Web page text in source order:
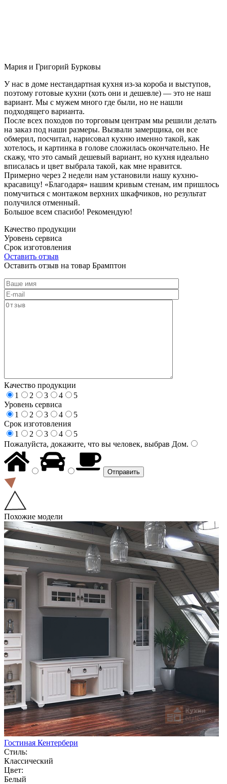
Мария и Григорий Бурковы
У нас в доме нестандартная кухня из-за короба и выступов,
поэтому готовые кухни (хоть они и дешевле) — это не наш
вариант. Мы с мужем много где были, но не нашли
подходящего варианта.
После всех походов по торговым центрам мы решили делать
на заказ под наши размеры. Вызвали замерщика, он все
обмерил, посчитал, нарисовал кухню именно такой, как
хотелось, и картинка в голове сложилась окончательно. Не
скажу, что это самый дешевый вариант, но кухня идеально
вписалась и цвет выбрала такой, как мне нравится.
Примерно через 2 недели нам установили нашу кухню-
красавицу! «Благодаря» нашим кривым стенам, им пришлось
помучиться с монтажом верхних шкафчиков, но результат
получился отменный.
Большое всем спасибо! Рекомендую!
Качество продукции
Уровень сервиса
Срок изготовления
Оставить отзыв
Оставить отзыв на товар Брамптон
Качество продукции
1
2 3 4
5
Уровень сервиса
1
2 3 4
5
Срок изготовления
1
2 3 4
5
Пожалуйста, докажите, что вы человек, выбрав Дом.
Похожие модели
Гостиная Кентербери
Стиль:
Классический
Цвет:
Белый